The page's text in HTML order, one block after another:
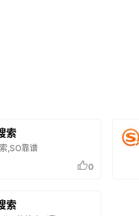
索
,SO靠谱
0
索